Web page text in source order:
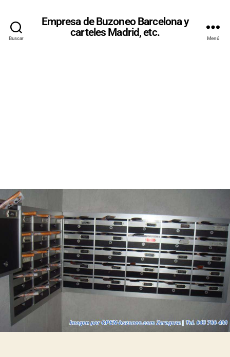
Buscar
Empresa de Buzoneo Barcelona y
carteles Madrid, etc.
Menú